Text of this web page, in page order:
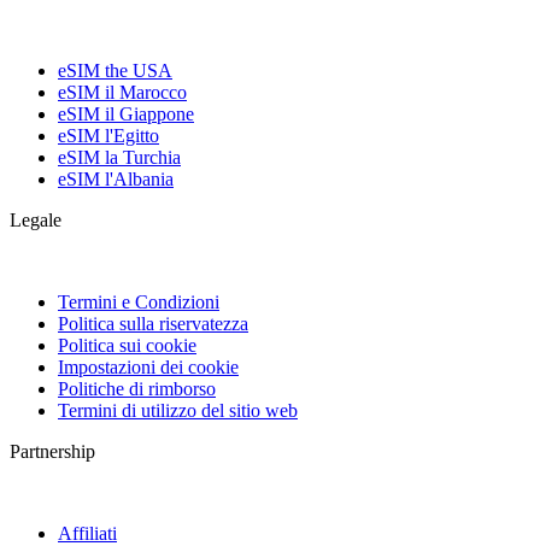
eSIM the USA
eSIM il Marocco
eSIM il Giappone
eSIM l'Egitto
eSIM la Turchia
eSIM l'Albania
Legale
Termini e Condizioni
Politica sulla riservatezza
Politica sui cookie
Impostazioni dei cookie
Politiche di rimborso
Termini di utilizzo del sitio web
Partnership
Affiliati